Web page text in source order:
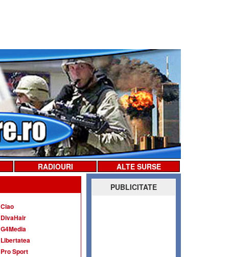
RADIOURI
ALTE SURSE
Ciao
DivaHair
G4Media
Libertatea
Pro Sport
PUBLICITATE